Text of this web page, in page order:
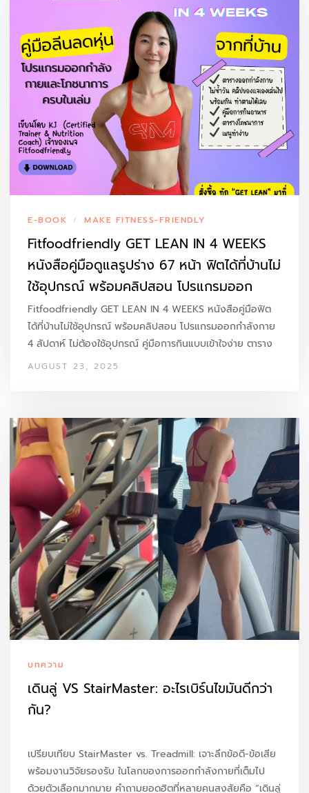
E-BOOK / MAKE FITNESS-FRIENDLY
Fitfoodfriendly GET LEAN IN 4 WEEKS
หนังสือคู่มือดูแลรูปร่าง 67 หน้า ฟิตได้ที่บ้านไม่
ใช้อุปกรณ์ พร้อมคลิปสอน โปรแกรมออก
กำลังกาย 4 สัปดาห์ ไม่ต้องใช้อุปกรณ์ คู่มือ
การกินแบบเข้าใจง่าย ไม่ต้องอดตาราง
โภชนาการ
Fitfoodfriendly GET LEAN IN 4 WEEKS หนังสือคู่มือฟิต
ได้ที่บ้านไม่ใช้อุปกรณ์ พร้อมคลิปสอน โปรแกรมออกกำลังกาย
4 สัปดาห์ ไม่ต้องใช้อุปกรณ์ คู่มือการกินแบบเข้าใจง่าย ตาราง
โภชนาการ
จากราคาเต็ม 1,599 บาท…
AUGUST 23, 2025
บทความ
เดินลู่ VS StairMaster: อะไรเบิร์นไขมันดีกว่า
กัน?
เปรียบเทียบ StairMaster vs. Treadmill: เจาะลึกข้อดี-ข้อเสีย
พร้อมงานวิจัยรองรับ ในโลกของการออกกำลังกายที่เต็มไป
ด้วยตัวเลือกมากมาย คำถามยอดฮิตที่หลายคนสงสัยคือ “เดินลู่